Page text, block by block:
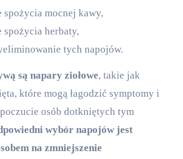
spożycia mocnej kawy,
spożycia herbaty,
tych napojów.
są napary ziołowe, takie jak
które mogą łagodzić symptomy i
osób dotkniętych tym
wybór napojów jest
na zmniejszenie